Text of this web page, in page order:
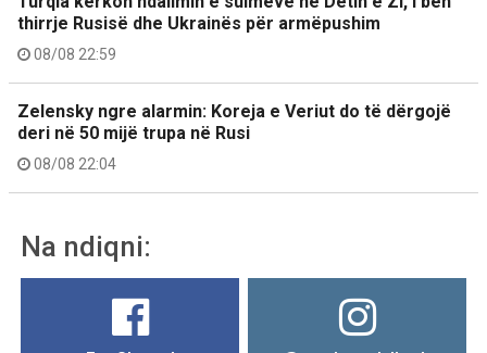
thirrje Rusisë dhe Ukrainës për armëpushim
08/08 22:59
Zelensky ngre alarmin: Koreja e Veriut do të dërgojë
deri në 50 mijë trupa në Rusi
08/08 22:04
Na ndiqni: